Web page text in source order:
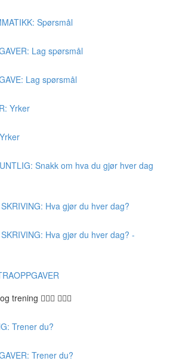
Spørsmål
Lag spørsmål
Lag spørsmål
Yrker
Snakk om hva du gjør hver dag
SKRIVING: Hva gjør du hver dag?
SKRIVING: Hva gjør du hver dag? -
trening 🚶🏼‍♀️ 🏋🏽‍♀️
Trener du?
Trener du?